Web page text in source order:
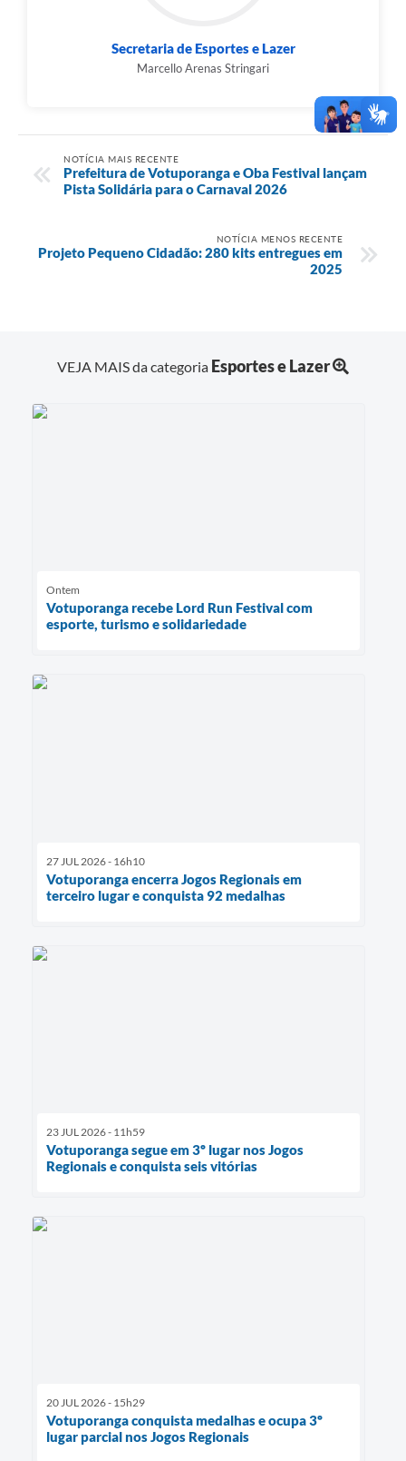
Secretaria de Esportes e Lazer
Marcello Arenas Stringari
NOTÍCIA MAIS RECENTE
Prefeitura de Votuporanga e Oba Festival lançam
Pista Solidária para o Carnaval 2026
NOTÍCIA MENOS RECENTE
Projeto Pequeno Cidadão: 280 kits entregues em
2025
VEJA MAIS da categoria Esportes e Lazer
Ontem
Votuporanga recebe Lord Run Festival com
esporte, turismo e solidariedade
27 JUL 2026 - 16h10
Votuporanga encerra Jogos Regionais em
terceiro lugar e conquista 92 medalhas
23 JUL 2026 - 11h59
Votuporanga segue em 3º lugar nos Jogos
Regionais e conquista seis vitórias
20 JUL 2026 - 15h29
Votuporanga conquista medalhas e ocupa 3º
lugar parcial nos Jogos Regionais